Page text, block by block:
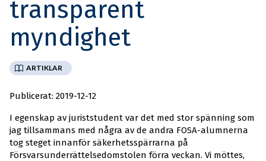
transparent
myndighet
ARTIKLAR
Publicerat: 2019-12-12
I egenskap av juriststudent var det med stor spänning som
jag tillsammans med några av de andra FOSA-alumnerna
tog steget innanför säkerhetsspärrarna på
Försvarsunderrättelsedomstolen förra veckan. Vi möttes,